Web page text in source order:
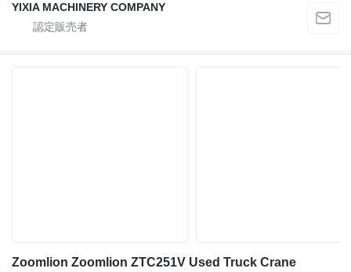
YIXIA MACHINERY COMPANY
Zoomlion Zoomlion ZTC251V Used Truck Crane